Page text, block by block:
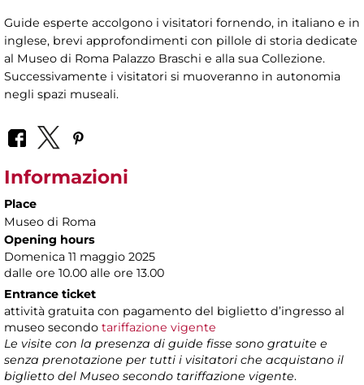
Guide esperte accolgono i visitatori fornendo, in italiano e in
inglese, brevi approfondimenti con pillole di storia dedicate
al Museo di Roma Palazzo Braschi e alla sua Collezione.
Successivamente i visitatori si muoveranno in autonomia
negli spazi museali.
Informazioni
Place
Museo di Roma
Opening hours
Domenica 11 maggio 2025
dalle ore 10.00 alle ore 13.00
Entrance ticket
attività gratuita con pagamento del biglietto d’ingresso al
museo secondo tariffazione vigente
Le visite con la presenza di guide fisse sono gratuite e
senza prenotazione per tutti i visitatori che acquistano il
biglietto del Museo secondo tariffazione vigente.